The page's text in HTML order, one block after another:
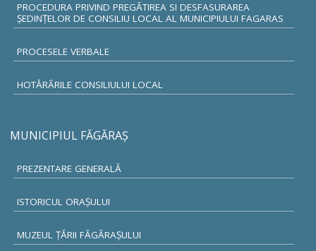
PROCEDURA PRIVIND PREGĂTIREA SI DESFASURAREA
ȘEDINȚELOR DE CONSILIU LOCAL AL MUNICIPIULUI FAGARAS
PROCESELE VERBALE
HOTĂRÂRILE CONSILIULUI LOCAL
MUNICIPIUL FĂGĂRAŞ
PREZENTARE GENERALĂ
ISTORICUL ORAŞULUI
MUZEUL ŢĂRII FĂGĂRAŞULUI